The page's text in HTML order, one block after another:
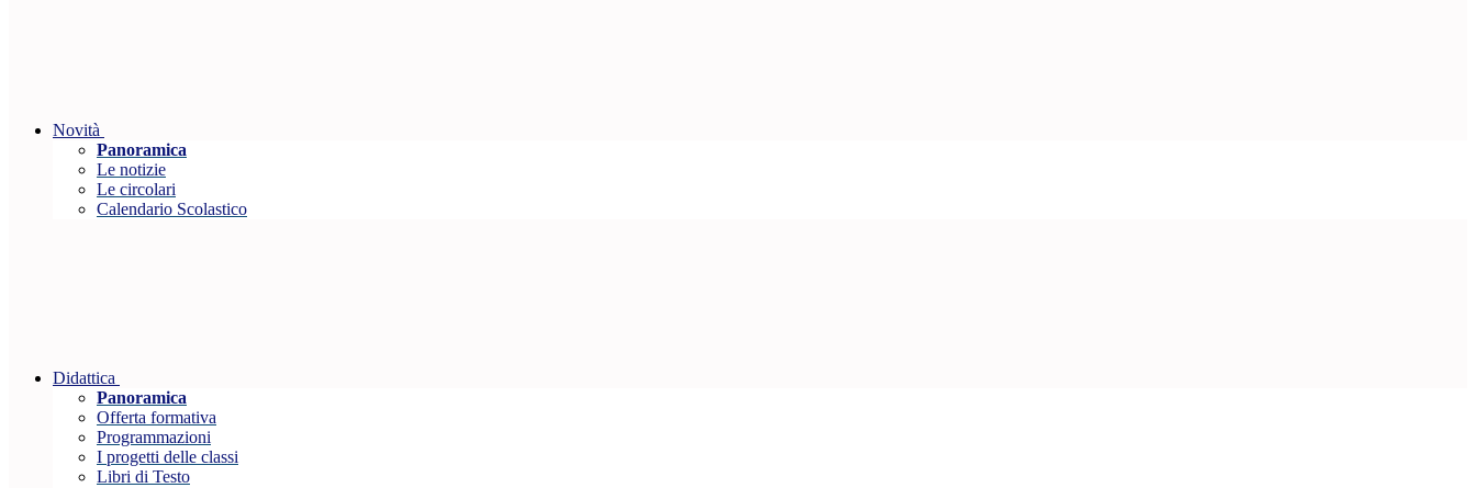
Novità
Panoramica
Le notizie
Le circolari
Calendario Scolastico
Didattica
Panoramica
Offerta formativa
Programmazioni
I progetti delle classi
Libri di Testo